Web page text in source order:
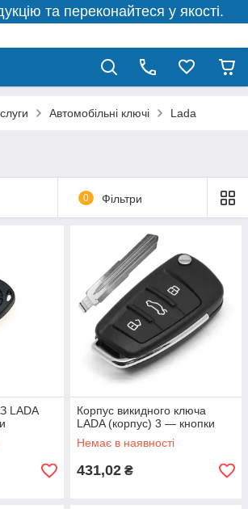
та переконайтеся у якості.
Автомобільні ключі Lada
0 Фільтри
LADA
Корпус викидного ключа
LADA (корпус) 3 — кнопки
Немає в наявності
431,02 ₴